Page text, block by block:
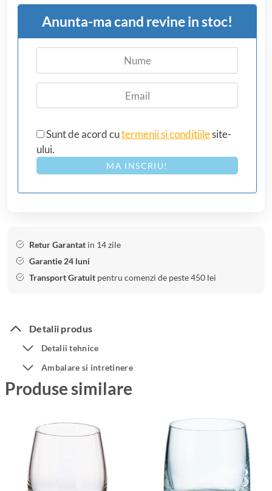
Anunta-ma cand revine in stoc!
Sunt de acord cutermenii si conditiilesite-
ului.
MA INSCRIU!
Retur Garantat in 14 zile
Garantie 24 luni
Transport Gratuit pentru comenzi de peste 450 lei
Detalii produs
Detalii tehnice
Ambalare si intretinere
Produse similare